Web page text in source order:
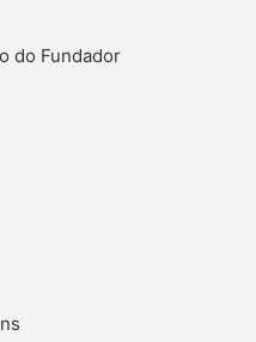
do Fundador